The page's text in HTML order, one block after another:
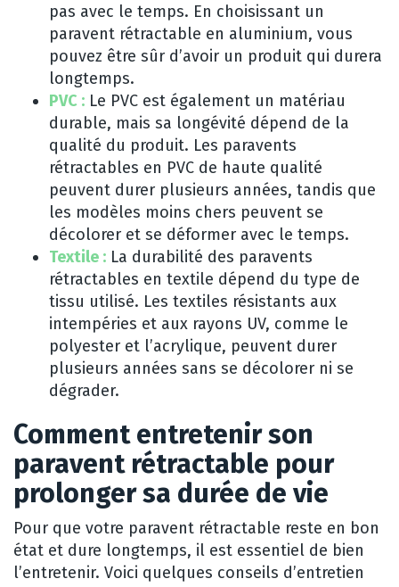
pas avec le temps. En choisissant un
paravent rétractable en aluminium, vous
pouvez être sûr d’avoir un produit qui durera
longtemps.
PVC : Le PVC est également un matériau
durable, mais sa longévité dépend de la
qualité du produit. Les paravents
rétractables en PVC de haute qualité
peuvent durer plusieurs années, tandis que
les modèles moins chers peuvent se
décolorer et se déformer avec le temps.
Textile : La durabilité des paravents
rétractables en textile dépend du type de
tissu utilisé. Les textiles résistants aux
intempéries et aux rayons UV, comme le
polyester et l’acrylique, peuvent durer
plusieurs années sans se décolorer ni se
dégrader.
Comment entretenir son
paravent rétractable pour
prolonger sa durée de vie
Pour que votre paravent rétractable reste en bon
état et dure longtemps, il est essentiel de bien
l’entretenir. Voici quelques conseils d’entretien